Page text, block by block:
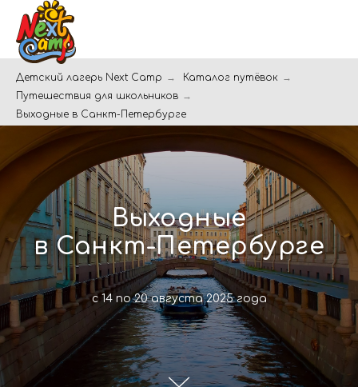
Детский лагерь Next Camp → Каталог путёвок →
Путешествия для школьников →
Выходные в Санкт-Петербурге
Выходные
в Санкт-Петербурге
с 14 по 20 августа 2025 года